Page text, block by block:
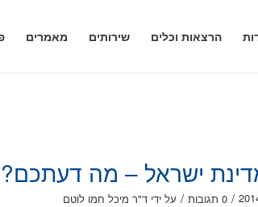
הרצאות וכלים שירותים מאמרים
ישראל – מה דעתכם?
/ 0 תגובות / על ידי ד"ר מיכל חמו לוטם